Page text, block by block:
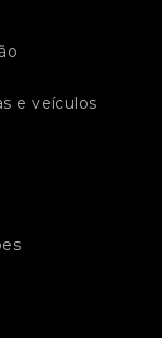
e veículos